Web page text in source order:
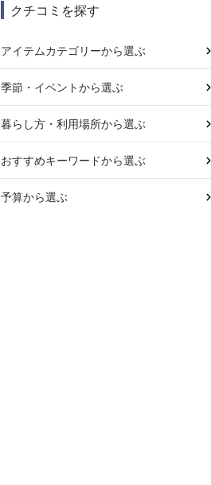
クチコミを探す
アイテムカテゴリーから選ぶ
季節・イベントから選ぶ
暮らし方・利用場所から選ぶ
おすすめキーワードから選ぶ
予算から選ぶ